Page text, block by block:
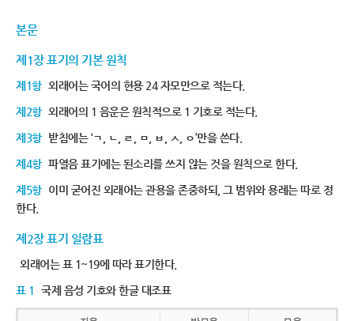
본문
제1장 표기의 기본 원칙
제1항 외래어는 국어의 현용 24 자모만으로 적는다.
제2항 외래어의 1 음운은 원칙적으로 1 기호로 적는다.
제3항 받침에는 ‘ㄱ, ㄴ, ㄹ, ㅁ, ㅂ, ㅅ, ㅇ’만을 쓴다.
제4항 파열음 표기에는 된소리를 쓰지 않는 것을 원칙으로 한다.
제5항 이미 굳어진 외래어는 관용을 존중하되, 그 범위와 용례는 따로 정
한다.
제2장 표기 일람표
외래어는 표 1~19에 따라 표기한다.
표 1 국제 음성 기호와 한글 대조표